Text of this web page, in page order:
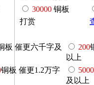
30000 铜板
打赏
板 催更六千字及
200
以上
铜板 催更1.2万字
5000
及以上